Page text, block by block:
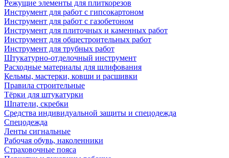
Режущие элементы для плиткорезов
Инструмент для работ с гипсокартоном
Инструмент для работ с газобетоном
Инструмент для плиточных и каменных работ
Инструмент для общестроительных работ
Инструмент для трубных работ
Штукатурно-отделочный инструмент
Расходные материалы для шлифования
Кельмы, мастерки, ковши и расшивки
Правила строительные
Тёрки для штукатурки
Шпатели, скребки
Средства индивидуальной защиты и спецодежда
Спецодежда
Ленты сигнальные
Рабочая обувь, наколенники
Страховочные пояса